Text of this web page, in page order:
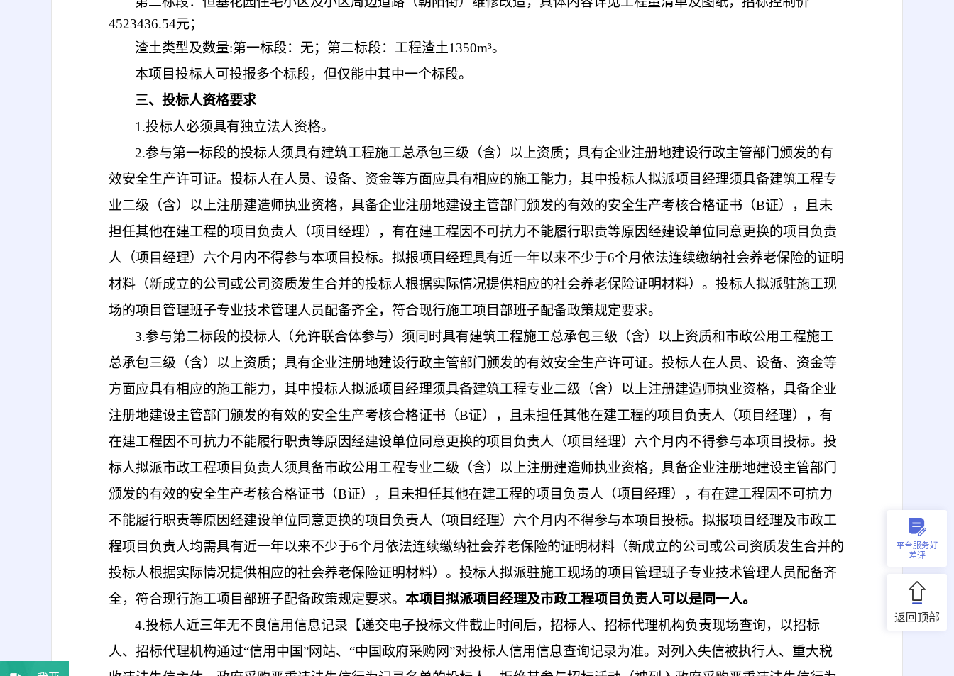
平台服务好
差评
返回顶部
4523436.54元；
渣土类型及数量:第一标段：无；第二标段：工程渣土1350m³。
本项目投标人可投报多个标段，但仅能中其中一个标段。
三、投标人资格要求
1 .投标人必须具有独立法人资格。
2.参与第一标段的投标人须具有建筑工程施工总承包三级（含）以上资质；具有企业注册地建设行政主管部门颁发的有
效安全生产许可证。投标人在人员、设备、资金等方面应具有相应的施工能力，其中投标人拟派项目经理须具备建筑工程专
业二级（含） 以上注册建造师执业资格，具备企业注册地建设主管部门颁发的有效的安全生产考核合格证书（B证），且未
担任其他在建工程的项目负责人（项目经理），有在建工程因不可抗力不能履行职责等原因经建设单位同意更换的项目负责
人（项目经理）六个月内不得参与本项目投标。拟报项目经理具有近一年以来不少于6个月依法连续缴纳社会养老保险的证明
材料（新成立的公司或公司资质发生合并的投标人根据实际情况提供相应的社会养老保险证明材料）。投标人拟派驻施工现
场的项目管理班子专业技术管理人员配备齐全，符合现行施工项目部班子配备政策规定要求。
3.参与第二标段的投标人（允许联合体参与）须 同时具有建筑工程施工总承包三级（含）以上资质和市政公用工程施工
总承包三级（含） 以上资质；具有企业注册地建设行政主管部门颁发的有效安全生产许可证。投标人在人员、设备、资金等
方面应具有相应的施工能力，其中投标人拟派项目经理须具备建筑工程专业二级（含） 以上注册建造师执业资格，具备企业
注册地建设主管部门颁发的有效的安全生产考核合格证书（B证），且未担任其他在建工程的项目负责人（项目经理），有
在建工程因不可抗力不能履行职责等原因经建设单位同意更换的项目负责人（项目经理）六个月内不得参与本项目投标。投
标人拟派市政工程项目负责人须具备市政公用工程专业二级（含） 以上注册建造师执业资格，具备企业注册地建设主管部门
颁发的有效的安全生产考核合格证书（B证），且未担任其他在建工程的项目负责人（项目经理），有在建工程因不可抗力
不能履行职责等原因经建设单位同意更换的项目负责人（项目经理）六个月内不得参与本项目投标。拟报项目经理及市政工
程项目负责人均需具有近一年以来不少于6个月依法连续缴纳社会养老保险的证明材料（新成立的公司或公司资质发生合并的
投标人根据实际情况提供相应的社会养老保险证明材料）。投标人拟派驻施工现场的项目管理班子专业技术管理人员配备齐
全，符合现行施工项目部班子配备政策规定要求。 本项目拟派项目经理及市政工程项目负责人可以是同一人。
4.投标人近三年无不良信用信息记录【递交电子投标文件截止时间后，招标人、招标代理机构负责现场查询，以招标
人、招标代理机构通过“信用中国”网站、“中国政府采购网”对投标人信用信息查询记录为准。对列入失信被执行人、重大税